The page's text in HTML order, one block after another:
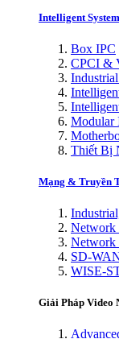
Intelligent
Box IPC
CPCI &
Modular
Thiết Bị
Mạng & Truyền
Network
Network
SD-
WISE-
Giải Pháp Video